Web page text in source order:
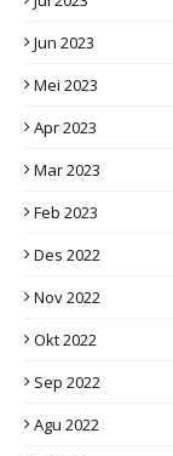
Jun 2023
Mei 2023
Apr 2023
Mar 2023
Feb 2023
Des 2022
Nov 2022
Okt 2022
Sep 2022
Agu 2022